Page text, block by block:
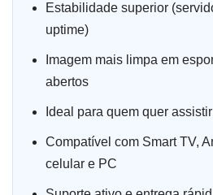
Estabilidade superior
uptime)
Imagem mais limpa em
abertos
Ideal para quem quer
Compatível com Smart TV,
celular e PC